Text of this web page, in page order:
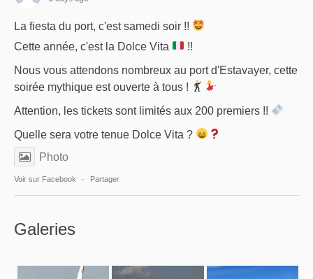
La fiesta du port, c'est samedi soir !!
Cette année, c'est la Dolce Vita
!!
Nous vous attendons nombreux au port d'Estavayer, cette
soirée mythique est ouverte à tous !
Attention, les tickets sont limités aux 200 premiers !!
Quelle sera votre tenue Dolce Vita ?
Photo
Voir sur Facebook · Partager
Galeries